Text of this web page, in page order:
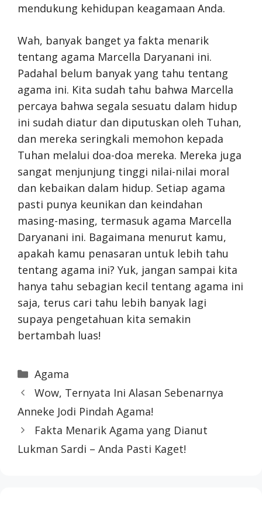
mendukung kehidupan keagamaan Anda.
Wah, banyak banget ya fakta menarik
tentang agama Marcella Daryanani ini.
Padahal belum banyak yang tahu tentang
agama ini. Kita sudah tahu bahwa Marcella
percaya bahwa segala sesuatu dalam hidup
ini sudah diatur dan diputuskan oleh Tuhan,
dan mereka seringkali memohon kepada
Tuhan melalui doa-doa mereka. Mereka juga
sangat menjunjung tinggi nilai-nilai moral
dan kebaikan dalam hidup. Setiap agama
pasti punya keunikan dan keindahan
masing-masing, termasuk agama Marcella
Daryanani ini. Bagaimana menurut kamu,
apakah kamu penasaran untuk lebih tahu
tentang agama ini? Yuk, jangan sampai kita
hanya tahu sebagian kecil tentang agama ini
saja, terus cari tahu lebih banyak lagi
supaya pengetahuan kita semakin
bertambah luas!
Categories
Agama
Wow, Ternyata Ini Alasan Sebenarnya
Anneke Jodi Pindah Agama!
Fakta Menarik Agama yang Dianut
Lukman Sardi – Anda Pasti Kaget!